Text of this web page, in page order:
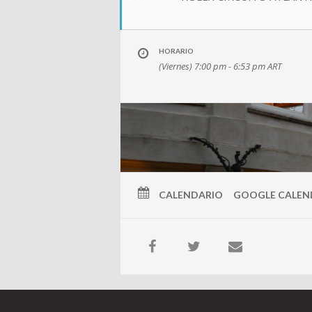
HORARIO
(Viernes) 7:00 pm - 6:53 pmART
CALENDARIO GOOGLE